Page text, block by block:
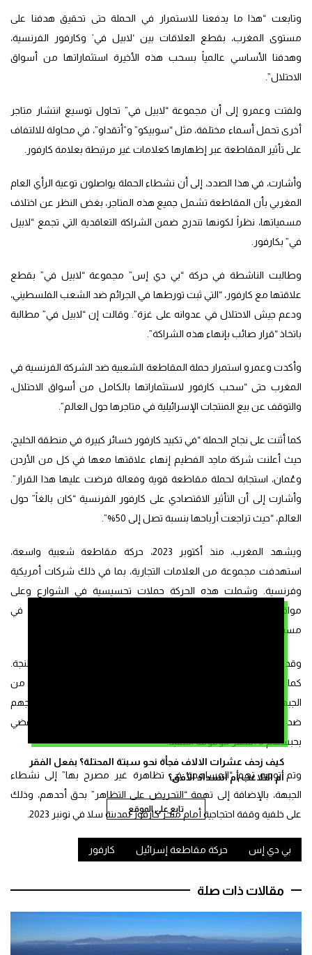
كيف زحف عشرات الالاف فجأة نحو سبتة المحتلة؟ بفعل الفقر
أم التلاعب أم انسداد الأفق؟
تابع على الموقع
وتابعت “هذا ما يدفعنا للاستمرار في الحملة حتى تحقيق هدفنا على
مستوى المغرب، بقطع العلاقات بين ‘لابيل في’ وكارفور الفرنسية،
وهدفنا الأساسي عالمياً بسحب هذه الأخيرة استثماراتها من أسواق
الاحتلال”.
ولفتت وعمرو إلى أن مجموعة “لابيل في” تحاول توسيع انتشار متاجر
أخرى تحمل أسماء مختلفة، مثل “سوبيكو” و”أتقداو”، في محاولة للالتفاف
على تأثير المقاطعة عبر إظهارها كعلامات غير مرتبطة بعلامة كارفور.
وأشارت، في هذا الصدد، إلى أن نشطاء الحملة يواصلون توعية الرأي العام
المغربي بأن المقاطعة تشمل جميع هذه المتاجر، بغض النظر عن اختلاف
مسمياتها، نظراً لكونها تندرج ضمن الشراكة التعاقدية التي تجمع “لابيل
في” بكارفور.
وطالبت الناشطة في حركة “بي دي إس” مجموعة “لابيل في” بقطع
علاقتها مع كارفور، “التي ثبت تورطها في الجرائم ضد الشعب الفلسطيني،
ودعم جيش الاحتلال في عدوانه على غزة”. وقالت إن “لابيل في” مطالبة
باتخاذ “قرار صائب بإنهاء هذه الشراكة”.
وأكدت وعمرو استمرار حملة المقاطعة الشعبية ضد الشركة الفرنسية في
المغرب حتى “سحب كارفور لاستثماراتها بالكامل من أسواق الاحتلال،
والتوقف عن بيع المنتجات الإسرائيلية في متاجرها حول العالم”.
كما أثنت على نجاح الحملة “في تكبيد كارفور خسائر كبيرة في منطقة الخليج،
حيث أعلنت شركة ماجد الفطيم إنهاء علاقتها معها في كل من الأردن
وعُمان، استجابة لحملة مقاطعة قوية وفعالة فرضت عليها هذا القرار”.
وأشارت إلى أن التأثير الاقتصادي على كارفور الفرنسية “كان بالغاً” حول
العالم، “حيث تراجعت أرباحها بنسبة تصل إلى 50%”.
ويشهد المغرب، منذ أكتوبر 2023، حركة مقاطعة شعبية واسعة،
استهدفت مجموعة من العلامات التجارية، بما في ذلك شركات أمريكية
وفرنسية. وشملت هذه الحركة حملات تحسيسية في الشوارع وعلى
مواقع التواصل الاجتماعي، بالإضافة إلى فعاليات ضاغطة تمثلت في
مسيرات شعبية ووقفات احتجاجية أمام المتاجر.
وقد تخللت هذه الفعاليات تدخلات أمنية متكررة، خاصة في مدينة طنجة.
كما أسفرت عن محاكمات قضائية، كان أبرزها متابعة 13 ناشطاً من
الجبهة المغربية لدعم فلسطين ومناهضة التطبيع، على خلفية احتجاجهم
ضد كارفور. إذ أصدرت محكمة سلا، في دجنبر الماضي، حكماً يقضي
بحبسهم 6 أشهر موقوفة التنفيذ.
وتم توجيه تهم “المساهمة في تظاهرة غير مصرح بها” إلى نشطاء
الجبهة، بالإضافة إلى تهمة “التحريض على التظاهر” بحق أحدهم، وذلك
على خلفية وقفة احتجاجية أمام متجر كارفور بمدينة سلا في نونبر 2023.
بي دي إس حركة مقاطعة إسرائيل كارفور
مقالات ذات صلة